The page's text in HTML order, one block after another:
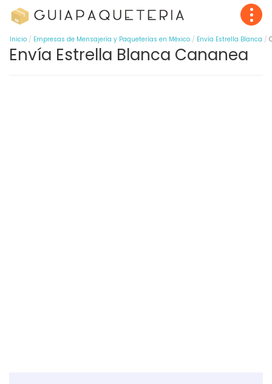
Inicio Empresas de Mensajería y Paqueterías en México Envía Estrella Blanca
Envía Estrella Blanca Cananea